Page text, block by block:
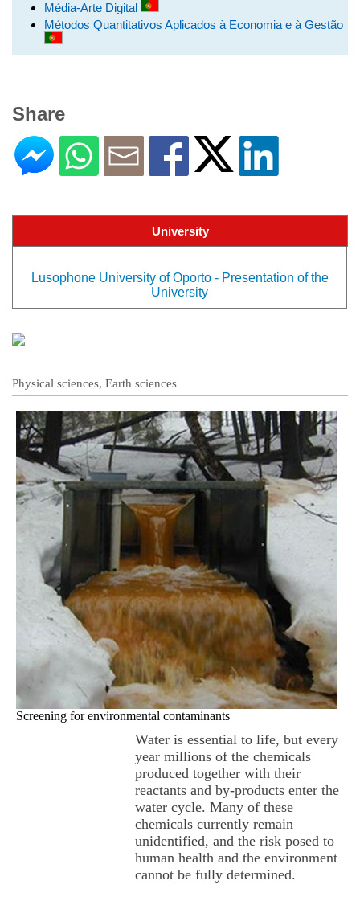
Média-Arte Digital
Métodos Quantitativos Aplicados à Economia e à Gestão
Share
University
Lusophone University of Oporto - Presentation of the
University
Physical sciences, Earth sciences
Screening for environmental contaminants
Water is essential to life, but every
year millions of the chemicals
produced together with their
reactants and by-products enter the
water cycle. Many of these
chemicals currently remain
unidentified, and the risk posed to
human health and the environment
cannot be fully determined.